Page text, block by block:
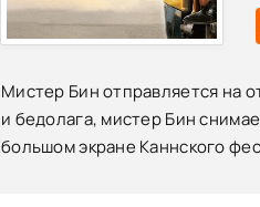
Мистер Бин отправляется на
и бедолага, мистер Бин
большом экране Каннского